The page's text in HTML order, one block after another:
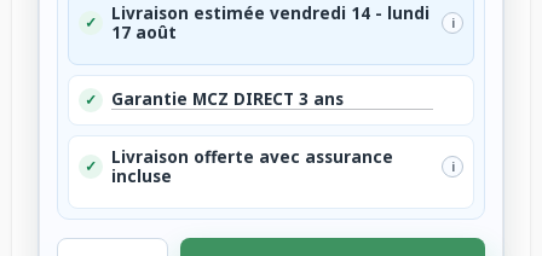
✓
Livraison estimée vendredi 14 - lundi
17 août
i
✓ Garantie MCZ DIRECT 3 ans
✓
Livraison offerte avec assurance
incluse
i